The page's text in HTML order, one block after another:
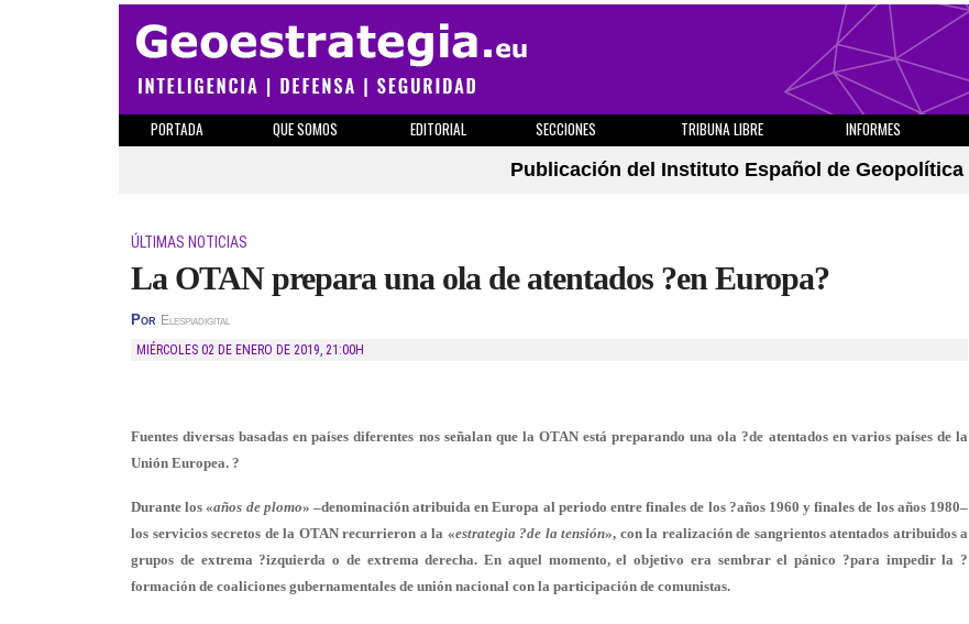
PORTADA QUE SOMOS EDITORIAL SECCIONES TRIBUNA LIBRE INFORMES
Publicación del Instituto Español de Geopolítica
ÚLTIMAS NOTICIAS
La OTAN prepara una ola de atentados ?en Europa?
Por Elespiadigital
MIÉRCOLES 02 DE ENERO DE 2019, 21:00H
Fuentes diversas basadas en países diferentes nos señalan que la OTAN está preparando una ola ?de atentados en varios países de la
Unión Europea. ?
Durante los «años de plomo» –denominación atribuida en Europa al periodo entre finales de los ?años 1960 y finales de los años 1980–
los servicios secretos de la OTAN recurrieron a la «estrategia ?de la tensión», con la realización de sangrientos atentados atribuidos a
grupos de extrema ?izquierda o de extrema derecha. En aquel momento, el objetivo era sembrar el pánico ?para impedir la ?
formación de coaliciones gubernamentales de unión nacional con la participación de comunistas.